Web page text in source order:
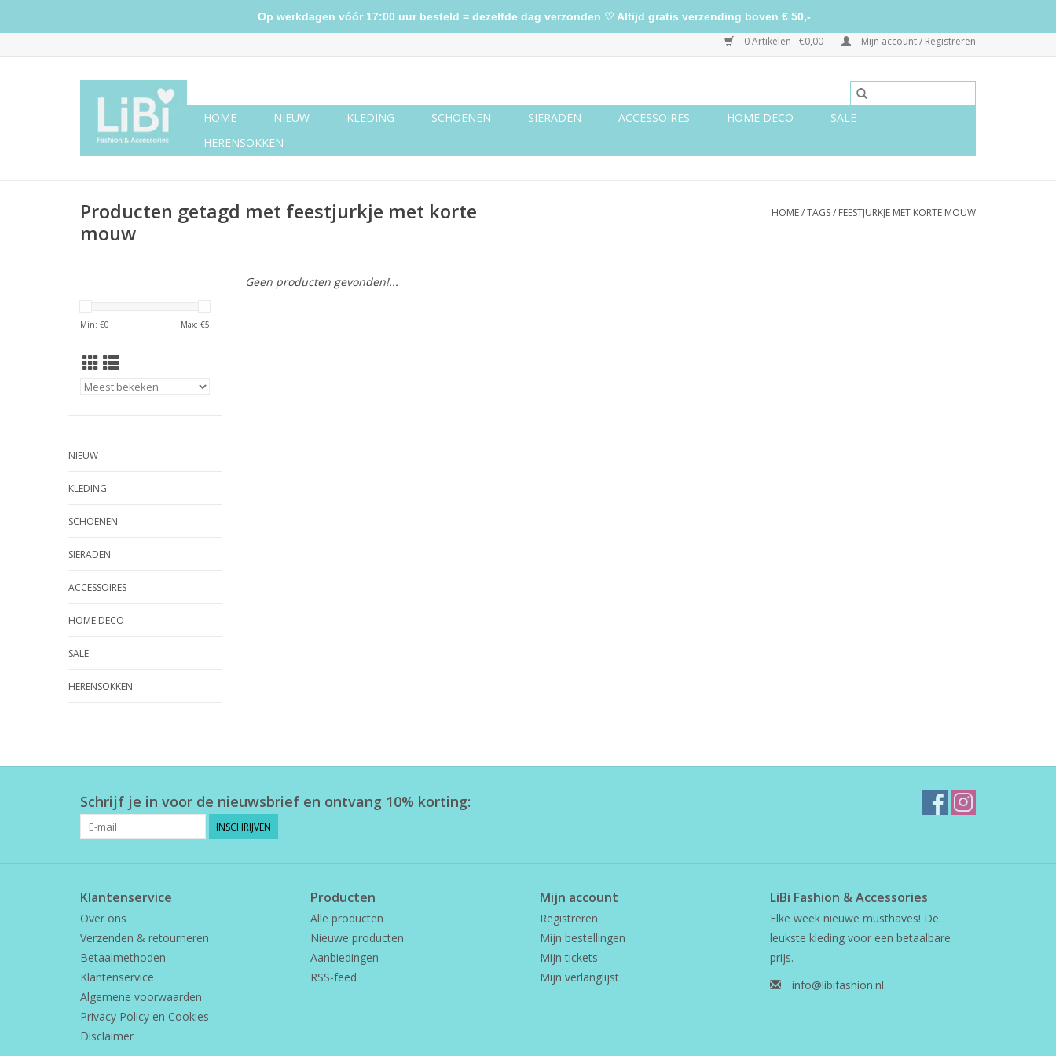
0 Artikelen - €0,00 Mijn account / Registreren
HOME NIEUW KLEDING SCHOENEN SIERADEN ACCESSOIRES HOME DECO
SALE
HERENSOKKEN
Producten getagd met feestjurkje met korte
mouw
HOME/TAGS/ FEESTJURKJE MET KORTE MOUW
Min: €0 Max: €5
NIEUW
KLEDING
SCHOENEN
SIERADEN
ACCESSOIRES
HOME DECO
SALE
HERENSOKKEN
Geen producten gevonden!...
Schrijf je in voor de nieuwsbrief en ontvang 10% korting:
INSCHRIJVEN
Klantenservice
Over ons
Verzenden & retourneren
Betaalmethoden
Klantenservice
Algemene voorwaarden
Privacy Policy en Cookies
Disclaimer
Producten
Alle producten
Nieuwe producten
Aanbiedingen
RSS-feed
Mijn account
Registreren
Mijn bestellingen
Mijn tickets
Mijn verlanglijst
LiBi Fashion & Accessories
Elke week nieuwe musthaves! De
leukste kleding voor een betaalbare
prijs.
info@libifashion.nl
Op werkdagen vóór 17:00 uur besteld = dezelfde dag verzonden ♡ Altijd gratis verzending boven € 50,-